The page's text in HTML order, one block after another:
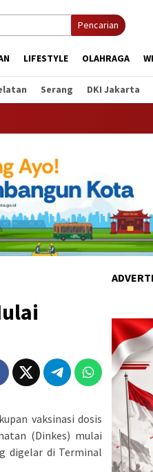
Pencarian
LIFESTYLE OLAHRAGA
Serang DKI Jakarta
vaksinasi dosis
(Dinkes) mulai
digelar di Terminal